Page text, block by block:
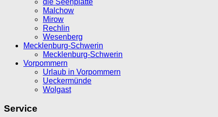
die Seenplatte
Malchow
Mirow
Rechlin
Wesenberg
Mecklenburg-Schwerin
Mecklenburg-Schwerin
Vorpommern
Urlaub in Vorpommern
Ueckermünde
Wolgast
Service